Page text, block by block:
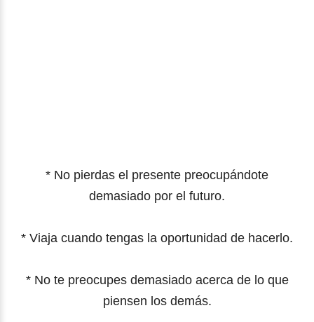
* No pierdas el presente preocupándote
demasiado por el futuro.
* Viaja cuando tengas la oportunidad de hacerlo.
* No te preocupes demasiado acerca de lo que
piensen los demás.